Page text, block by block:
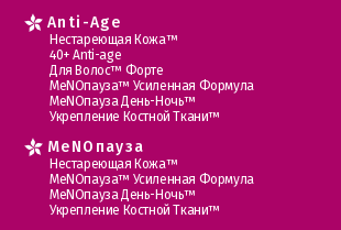
Anti-Age
Нестареющая Кожа™
40+ Anti-age
Для Волос™ Форте
МеNOпауза™ Усиленная Формула
МеNOпауза День-Ночь™
Укрепление Костной Ткани™
MеNOпауза
Нестареющая Кожа™
МеNOпауза™ Усиленная Формула
МеNOпауза День-Ночь™
Укрепление Костной Ткани™